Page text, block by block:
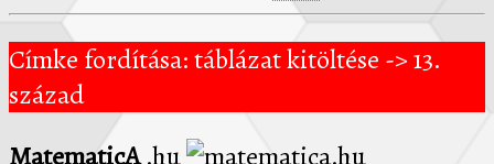
Címke fordítása: táblázat kitöltése -> 13.
század
MatematicA.hu